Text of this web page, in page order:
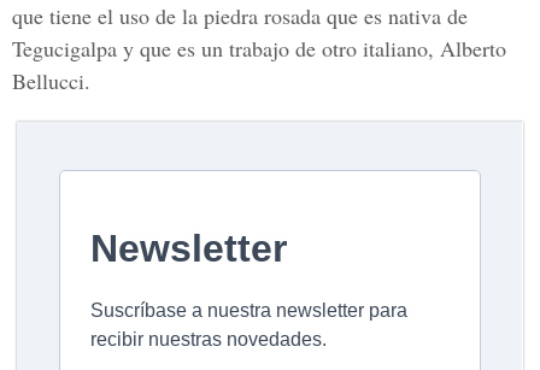
que tiene el uso de la piedra rosada que es nativa de
Tegucigalpa y que es un trabajo de otro italiano, Alberto
Bellucci.